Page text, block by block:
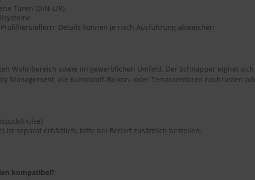
Türen (DIN-L/R)
Details können je nach Ausführung abweichen
Wohnbereich sowie im gewerblichen Umfeld. Der Schnäpper eignet
Management, die Kunststoff-Balkon- oder Terrassentüren nachrüsten
Hülse)
ist separat erhältlich; bitte bei Bedarf zusätzlich bestellen.
kompatibel?